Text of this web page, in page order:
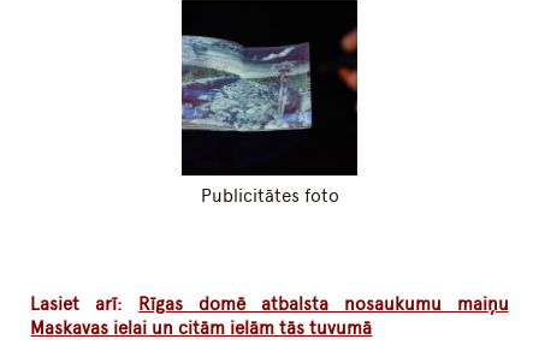
Publicitātes foto
Lasiet arī: Rīgas domē atbalsta nosaukumu maiņu
Maskavas ielai un citām ielām tās tuvumā